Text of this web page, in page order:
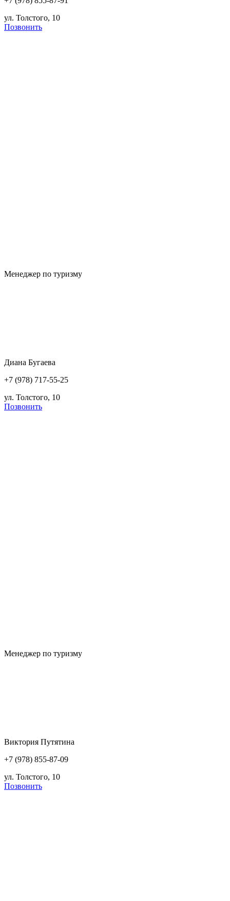
ул. Толстого, 10
Позвонить
Менеджер по туризму
Диана Бугаева
+7 (978) 717-55-25
ул. Толстого, 10
Позвонить
Менеджер по туризму
Виктория Путятина
+7 (978) 855-87-09
ул. Толстого, 10
Позвонить